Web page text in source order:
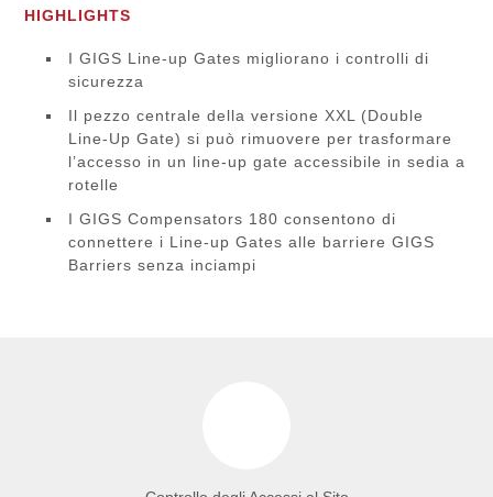
HIGHLIGHTS
I GIGS Line-up Gates migliorano i controlli di
sicurezza
Il pezzo centrale della versione XXL (Double
Line-Up Gate) si può rimuovere per trasformare
l’accesso in un line-up gate accessibile in sedia a
rotelle
I GIGS Compensators 180 consentono di
connettere i Line-up Gates alle barriere GIGS
Barriers senza inciampi